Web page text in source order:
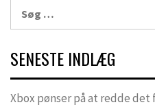
efter:
SENESTE INDLÆG
Xbox pønser på at redde det